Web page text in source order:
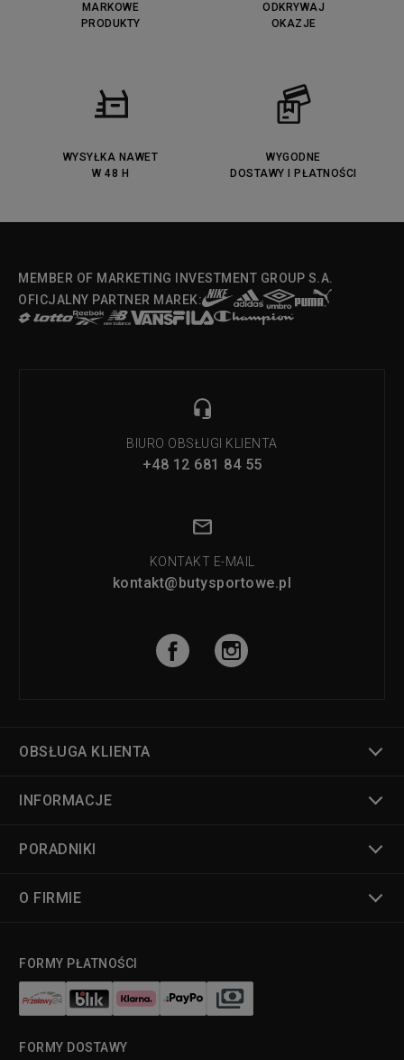
MARKOWE
PRODUKTY
ODKRYWAJ
OKAZJE
WYSYŁKA NAWET
W 48 H
WYGODNE
DOSTAWY I PŁATNOŚCI
MEMBER OF MARKETING INVESTMENT GROUP S.A.
OFICJALNY PARTNER MAREK:
BIURO OBSŁUGI KLIENTA
+48 12 681 84 55
KONTAKT E-MAIL
kontakt@butysportowe.pl
OBSŁUGA KLIENTA
INFORMACJE
PORADNIKI
O FIRMIE
FORMY PŁATNOŚCI
FORMY DOSTAWY